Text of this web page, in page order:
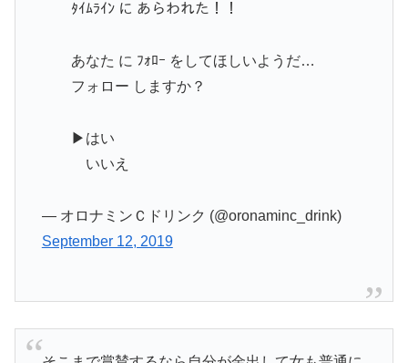
ﾀｲﾑﾗｲﾝ に あらわれた！！
あなた に ﾌｫﾛｰ をしてほしいようだ…
フォロー しますか？
▶はい
いいえ
— オロナミンＣドリンク (@oronaminc_drink)
September 12, 2019